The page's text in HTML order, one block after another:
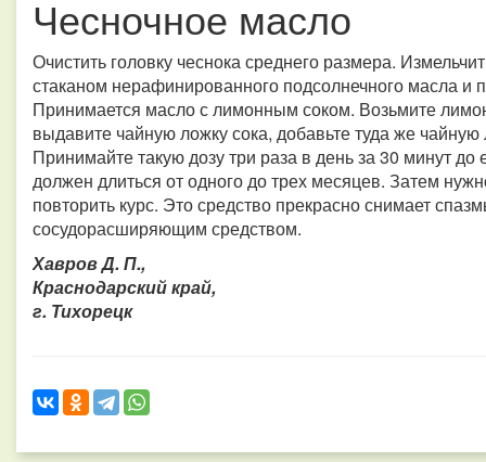
Чесночное масло
Очистить головку чеснока среднего размера.
стаканом нерафинированного подсолнечного масла и
Принимается масло с лимонным соком. Возьмите
выдавите чайную ложку сока, добавьте туда же
Принимайте такую дозу три раза в день за 30 минут
должен длиться от одного до трех месяцев. Затем
повторить курс. Это средство прекрасно снимает
сосудорасширяющим средством.
Хавров Д. П.,
Краснодарский край,
г. Тихорецк